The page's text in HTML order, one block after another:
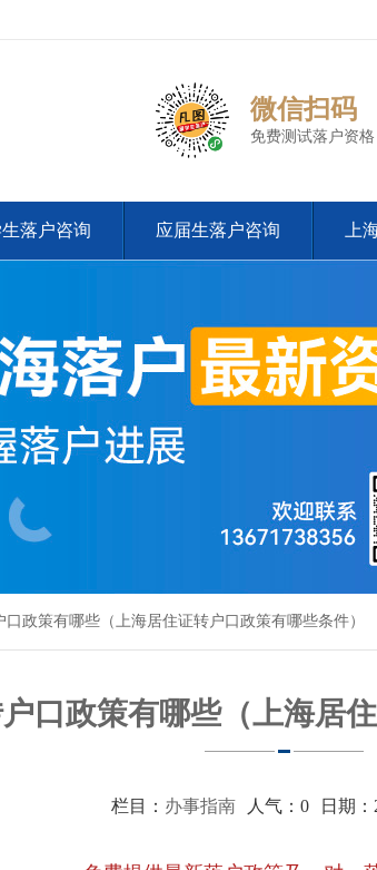
微信扫码
免费测试落户资格
落户咨询 应届生落户咨询 上
政策有哪些（上海居住证转户口政策有哪些条件）
口政策有哪些（上海居
栏目： 办事指南 人气： 0 日期：